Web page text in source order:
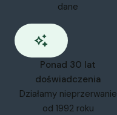
dane
Ponad 30 lat
doświadczenia
Działamy nieprzerwanie
od 1992 roku